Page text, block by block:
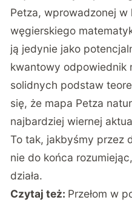
Petza, wprowadzonej
węgierskiego
ją jedynie jako
kwantowy odpowiednik
solidnych podstaw
się, że mapa Petza
najbardziej wiernej
To tak, jakbyśmy przez
nie do końca
działa.
Czytaj też: Przełom w